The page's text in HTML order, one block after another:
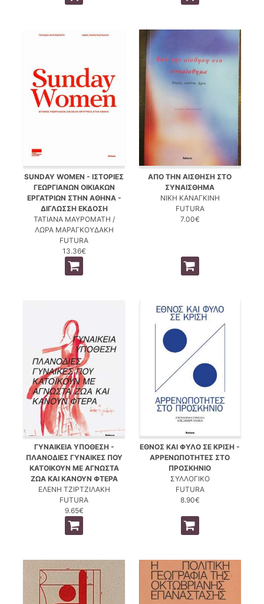
SUNDAY WOMEN - ΙΣΤΟΡΙΕΣ
ΓΕΩΡΓΙΑΝΩΝ ΟΙΚΙΑΚΩΝ
ΕΡΓΑΤΡΙΩΝ ΣΤΗΝ ΑΘΗΝΑ -
ΔΙΓΛΩΣΣΗ ΕΚΔΟΣΗ
ΤΑΤΙΑΝΑ ΜΑΥΡΟΜΑΤΗ /
ΛΩΡΑ ΜΑΡΑΓΚΟΥΔΑΚΗ
FUTURA
13.36€
ΑΠΟ ΤΗΝ ΑΙΣΘΗΣΗ ΣΤΟ
ΣΥΝΑΙΣΘΗΜΑ
ΝΙΚΗ ΚΑΝΑΓΚΙΝΗ
FUTURA
7.00€
ΓΥΝΑΙΚΕΙΑ ΥΠΟΘΕΣΗ -
ΠΛΑΝΟΔΙΕΣ ΓΥΝΑΙΚΕΣ ΠΟΥ
ΚΑΤΟΙΚΟΥΝ ΜΕ ΑΓΝΩΣΤΑ
ΖΩΑ ΚΑΙ ΚΑΝΟΥΝ ΦΤΕΡΑ
ΕΛΕΝΗ ΤΖΙΡΤΖΙΛΑΚΗ
FUTURA
9.65€
ΕΘΝΟΣ ΚΑΙ ΦΥΛΟ ΣΕ ΚΡΙΣΗ -
ΑΡΡΕΝΩΠΟΤΗΤΕΣ ΣΤΟ
ΠΡΟΣΚΗΝΙΟ
ΣΥΛΛΟΓΙΚΟ
FUTURA
8.90€